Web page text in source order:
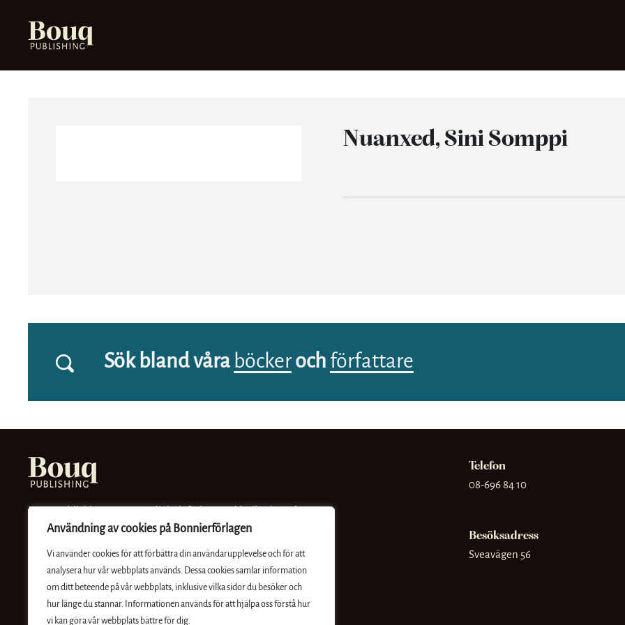
Användning av cookies på Bonnierförlagen
Vi använder cookies för att förbättra din användarupplevelse och för att
analysera hur vår webbplats används. Dessa cookies samlar information
om ditt beteende på vår webbplats, inklusive vilka sidor du besöker och
hur länge du stannar. Informationen används för att hjälpa oss förstå hur
vi kan göra vår webbplats bättre för dig.
Nuanxed, Sini Somppi
Sök bland våra böckeroch författare
Bouq Publishing är ett nytt digitalt förlag med inriktning på
spänning. Vi vill skapa fantastiska serier, berättelser och
universum för den digitala kunden både i Sverige och
internationellt.
En del av Bonnierförlagen
Telefon
08-696 84 10
Besöksadress
Sveavägen 56